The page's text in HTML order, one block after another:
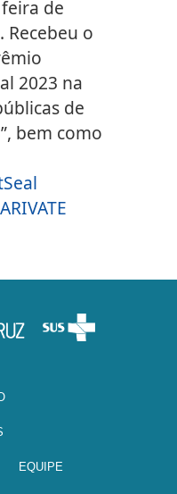
de
Recebeu o
2023 na
de
bem como
EQUIPE